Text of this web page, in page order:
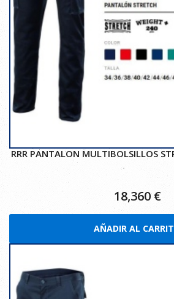
RRR PANTALON MULTIBOLSILLOS
18,360€
AÑADIR AL